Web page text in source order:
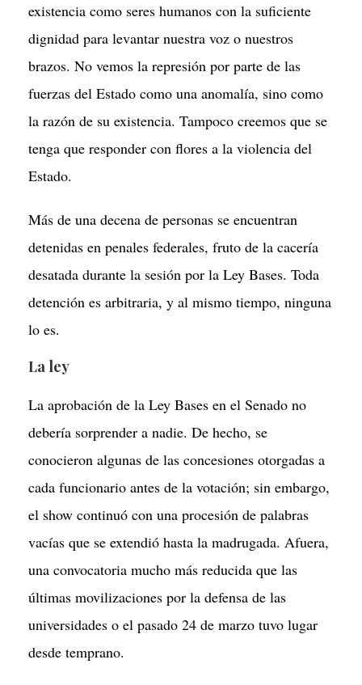
existencia como seres humanos con la suficiente
dignidad para levantar nuestra voz o nuestros
brazos. No vemos la represión por parte de las
fuerzas del Estado como una anomalía, sino como
la razón de su existencia. Tampoco creemos que se
tenga que responder con flores a la violencia del
Estado.
Más de una decena de personas se encuentran
detenidas en penales federales, fruto de la cacería
desatada durante la sesión por la Ley Bases. Toda
detención es arbitraria, y al mismo tiempo, ninguna
lo es.
La ley
La aprobación de la Ley Bases en el Senado no
debería sorprender a nadie. De hecho, se
conocieron algunas de las concesiones otorgadas a
cada funcionario antes de la votación; sin embargo,
el show continuó con una procesión de palabras
vacías que se extendió hasta la madrugada. Afuera,
una convocatoria mucho más reducida que las
últimas movilizaciones por la defensa de las
universidades o el pasado 24 de marzo tuvo lugar
desde temprano.